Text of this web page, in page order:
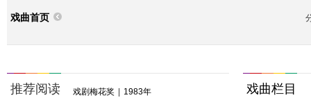
戏曲首页
推荐阅读 戏剧梅花奖 1983年 戏曲栏目